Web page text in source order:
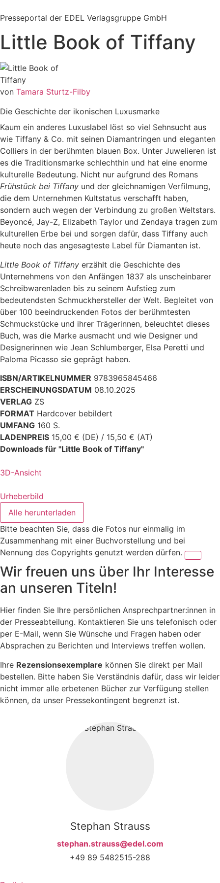
Inhalt
Presseportal der EDEL Verlagsgruppe GmbH
Little Book of Tiffany
von Tamara Sturtz-Filby
Die Geschichte der ikonischen Luxusmarke
Kaum ein anderes Luxuslabel löst so viel Sehnsucht aus
wie Tiffany & Co. mit seinen Diamantringen und eleganten
Colliers in der berühmten blauen Box. Unter Juwelieren ist
es die Traditionsmarke schlechthin und hat eine enorme
kulturelle Bedeutung. Nicht nur aufgrund des Romans
Frühstück bei Tiffany und der gleichnamigen Verfilmung,
die dem Unternehmen Kultstatus verschafft haben,
sondern auch wegen der Verbindung zu großen Weltstars.
Beyoncé, Jay-Z, Elizabeth Taylor und Zendaya tragen zum
kulturellen Erbe bei und sorgen dafür, dass Tiffany auch
heute noch das angesagteste Label für Diamanten ist.
Little Book of Tiffany erzählt die Geschichte des
Unternehmens von den Anfängen 1837 als unscheinbarer
Schreibwarenladen bis zu seinem Aufstieg zum
bedeutendsten Schmuckhersteller der Welt. Begleitet von
über 100 beeindruckenden Fotos der berühmtesten
Schmuckstücke und ihrer Trägerinnen, beleuchtet dieses
Buch, was die Marke ausmacht und wie Designer und
Designerinnen wie Jean Schlumberger, Elsa Peretti und
Paloma Picasso sie geprägt haben.
ISBN/ARTIKELNUMMER 9783965845466
ERSCHEINUNGSDATUM 08.10.2025
VERLAG ZS
FORMAT Hardcover bebildert
UMFANG 160 S.
LADENPREIS 15,00 € (DE) / 15,50 € (AT)
Downloads für "Little Book of Tiffany"
3D-Ansicht
Urheberbild
Alle herunterladen
Bitte beachten Sie, dass die Fotos nur einmalig im
Zusammenhang mit einer Buchvorstellung und bei
Nennung des Copyrights genutzt werden dürfen.
Wir freuen uns über Ihr Interesse
an unseren Titeln!
Hier finden Sie Ihre persönlichen Ansprechpartner:innen in
der Presseabteilung. Kontaktieren Sie uns telefonisch oder
per E-Mail, wenn Sie Wünsche und Fragen haben oder
Absprachen zu Berichten und Interviews treffen wollen.
Ihre Rezensionsexemplare können Sie direkt per Mail
bestellen. Bitte haben Sie Verständnis dafür, dass wir leider
nicht immer alle erbetenen Bücher zur Verfügung stellen
können, da unser Pressekontingent begrenzt ist.
Stephan Strauss
stephan.strauss@edel.com
+49 89 5482515-288